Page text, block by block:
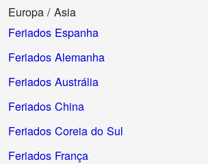
Europa / Asia
Feriados Espanha
Feriados Alemanha
Feriados Austrália
Feriados China
Feriados Coreia do Sul
Feriados França